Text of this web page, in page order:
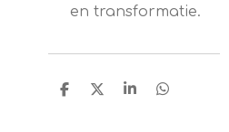
en transformatie.
D
D
S
D